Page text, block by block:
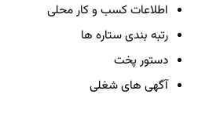
اطلاعات کسب و کار محلی
رتبه بندی ستاره ها
دستور پخت
آگهی های شغلی